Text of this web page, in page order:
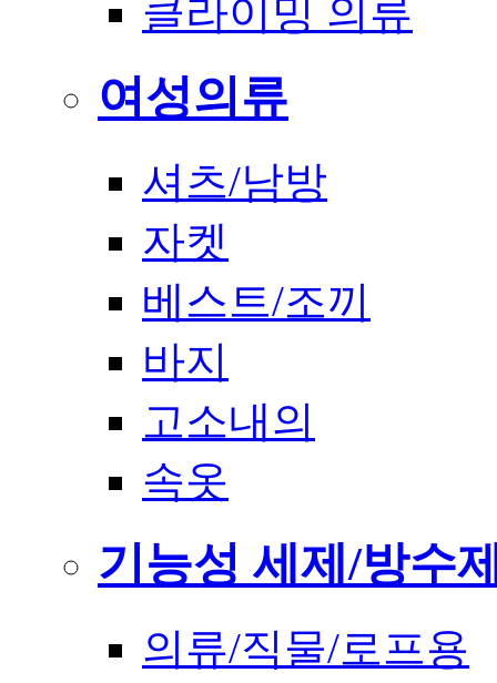
클라이밍 의류
여성의류
셔츠/남방
자켓
베스트/조끼
바지
고소내의
속옷
기능성 세제/방수
의류/직물/로프용